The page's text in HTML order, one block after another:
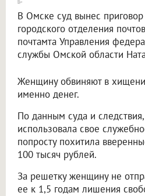
В Омске суд вынес приговор
городского отделения
почтамта Управления
службы Омской области
Женщину обвиняют в
именно денег.
По данным суда и
использовала свое
попросту похитила
100 тысяч рублей.
За решетку женщину не
ее к 1,5 годам лишения